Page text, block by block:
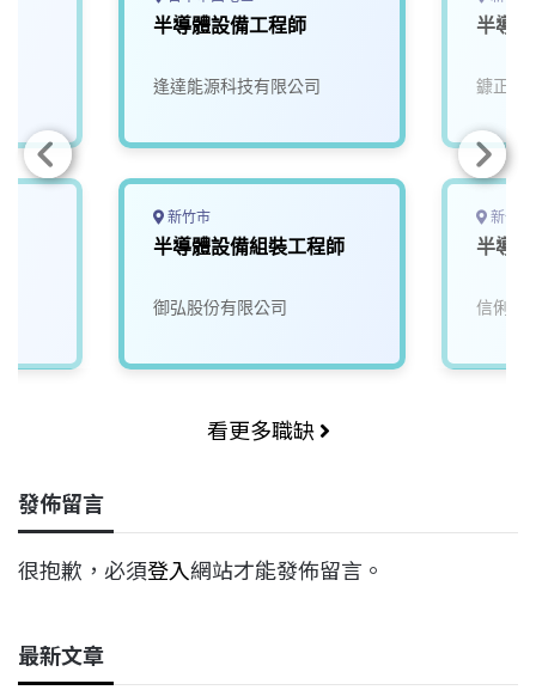
半導體設備工程師
逢達能源科技有限公司
新竹市
半導體設備組裝工程師
御弘股份有限公司
半導
鏮正實
新竹
半導
信俐國
看更多職缺
發佈留言
很抱歉，必須登入網站才能發佈留言。
最新文章